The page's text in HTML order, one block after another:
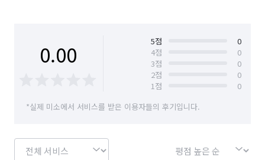
0.00 5점
0
4점
0
3점
0
2점
0
1점
0
*실제 미소에서 서비스를 받은 이용자들의 후기입니다.